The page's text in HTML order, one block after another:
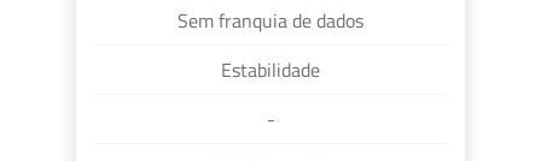
Sem franquia de dados
Estabilidade
-